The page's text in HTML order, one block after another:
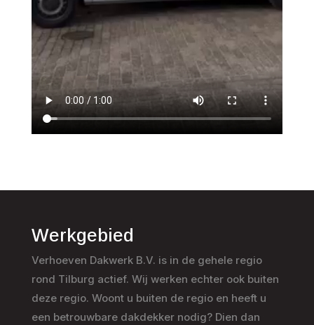
Werkgebied
Verhoeven Dakwerk B.V. is in de gehele regio
rond Tilburg actief. Wij werken echter ook buiten
deze regio. Woont u buiten de regio en heeft u
een betrouwbare dakdekker nodig? Dien dan